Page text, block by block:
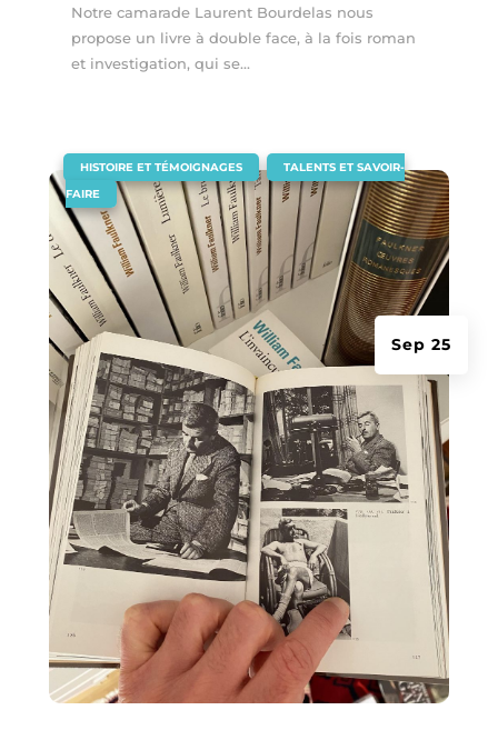
Notre camarade Laurent Bourdelas nous
propose un livre à double face, à la fois roman
et investigation, qui se...
Sep 25
HISTOIRE ET TÉMOIGNAGES
TALENTS ET SAVOIR-
FAIRE